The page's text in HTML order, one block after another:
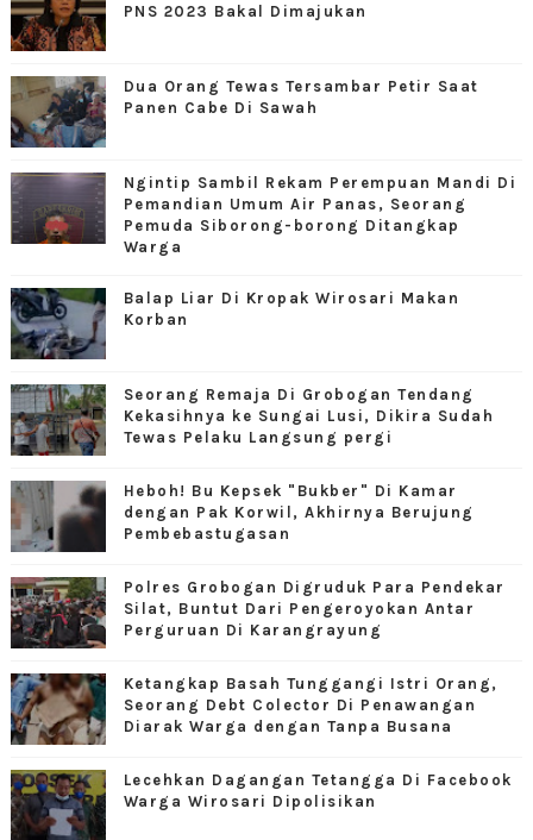
PNS 2023 Bakal Dimajukan
Dua Orang Tewas Tersambar Petir Saat
Panen Cabe Di Sawah
Ngintip Sambil Rekam Perempuan Mandi Di
Pemandian Umum Air Panas, Seorang
Pemuda Siborong-borong Ditangkap
Warga
Balap Liar Di Kropak Wirosari Makan
Korban
Seorang Remaja Di Grobogan Tendang
Kekasihnya ke Sungai Lusi, Dikira Sudah
Tewas Pelaku Langsung pergi
Heboh! Bu Kepsek "Bukber" Di Kamar
dengan Pak Korwil, Akhirnya Berujung
Pembebastugasan
Polres Grobogan Digruduk Para Pendekar
Silat, Buntut Dari Pengeroyokan Antar
Perguruan Di Karangrayung
Ketangkap Basah Tunggangi Istri Orang,
Seorang Debt Colector Di Penawangan
Diarak Warga dengan Tanpa Busana
Lecehkan Dagangan Tetangga Di Facebook
Warga Wirosari Dipolisikan